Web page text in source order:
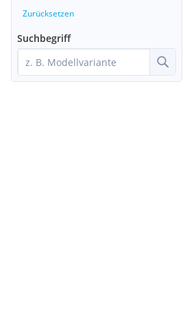
Zurücksetzen
Suchbegriff